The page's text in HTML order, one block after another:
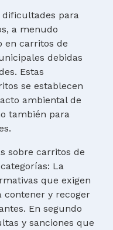
para
a menudo
en carritos de
debidas
Estas
se establecen
ambiental de
también para
sobre carritos de
La
que exigen
contener y recoger
En segundo
y sanciones que